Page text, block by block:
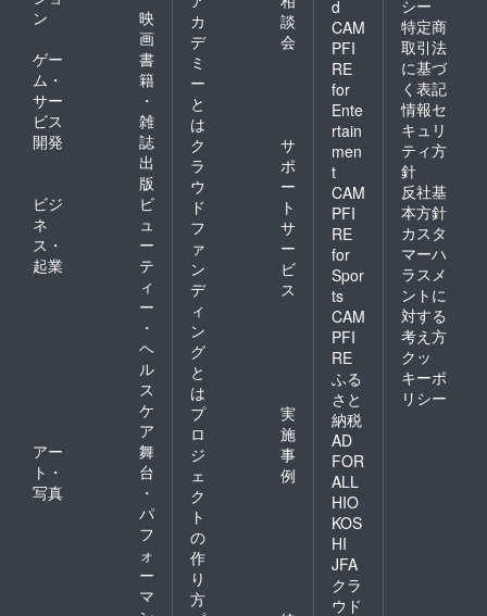
ン
映
画
ゲー
ム・
サー
ビス
開発
書
籍
・
雑
誌
出
版
ビジ
ネ
ス・
起業
ビ
ュ
ー
テ
ィ
ー
・
ヘ
ル
ス
ケ
ア
アー
ト・
写真
舞
台
・
パ
フ
ォ
ー
マ
カ
デ
ミ
ー
と
は
談
会
ク
ラ
ウ
ド
フ
ァ
ン
デ
ィ
ン
グ
と
は
サ
ポ
ー
ト
サ
ー
ビ
ス
プ
ロ
ジ
ェ
ク
ト
の
作
り
方
実
施
事
例
d
CAM
PFI
RE
for
Ente
rtain
men
t
CAM
PFI
RE
for
Spor
ts
CAM
PFI
RE
ふる
さと
納税
AD
FOR
ALL
HIO
KOS
HI
JFA
クラ
ウド
シー
特定商
取引法
に基づ
く表記
情報セ
キュリ
ティ方
針
反社基
本方針
カスタ
マーハ
ラスメ
ントに
対する
考え方
クッ
キーポ
リシー